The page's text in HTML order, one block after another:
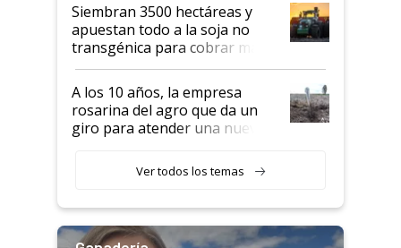
Siembran 3500 hectáreas y
apuestan todo a la soja no
transgénica para cobrar más
por tonelada: compraron un
semillero
A los 10 años, la empresa
rosarina del agro que da un
giro para atender una nueva
Ver todos los temas